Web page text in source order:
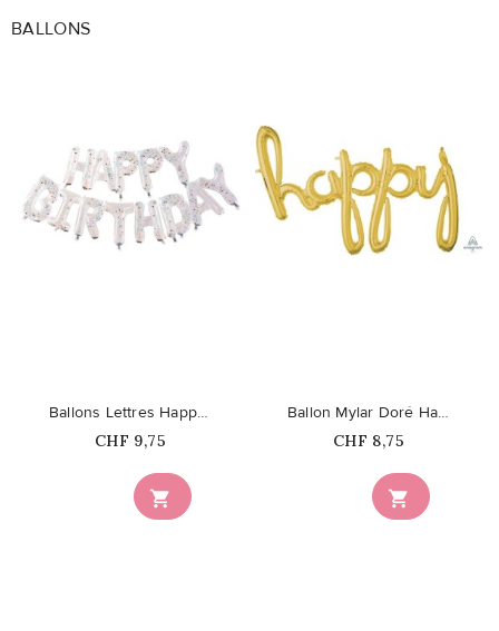
BALLONS

Ballons Lettres Happy Birthday...
Prix
CHF 9,75

Ballon Mylar Doré Happy
Prix
CHF 8,75